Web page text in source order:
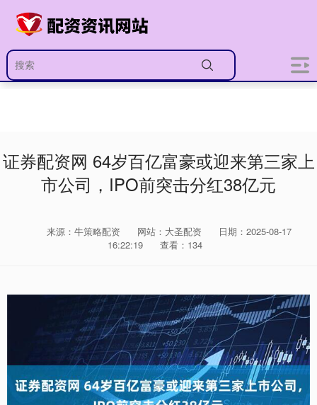
证券配资网 64岁百亿富豪或迎来第三家上
市公司，IPO前突击分红38亿元
来源：牛策略配资 网站：大圣配资
日期：2025-08-17
16:22:19
查看：134